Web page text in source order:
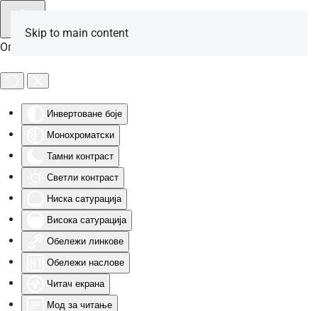
Опције за особе са инвалидитетом
Инвертоване боје
Монохроматски
Тамни контраст
Светли контраст
Ниска сатурација
Висока сатурација
Обележи линкове
Обележи наслове
Читач екрана
Мод за читање
Skip to main content